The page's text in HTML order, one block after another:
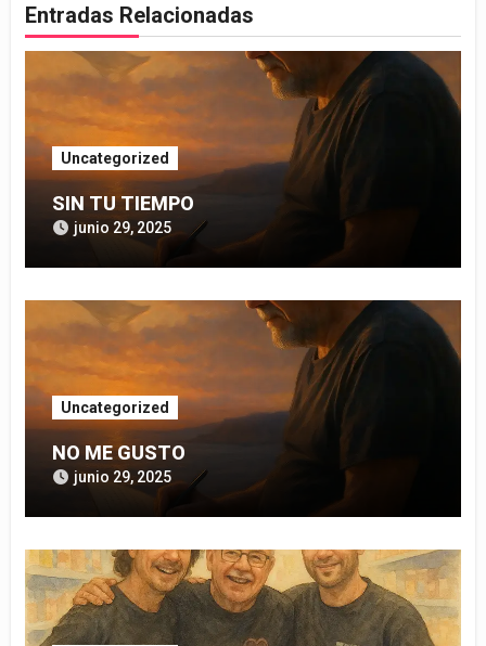
Entradas Relacionadas
Uncategorized
SIN TU TIEMPO
junio 29, 2025
Uncategorized
NO ME GUSTO
junio 29, 2025